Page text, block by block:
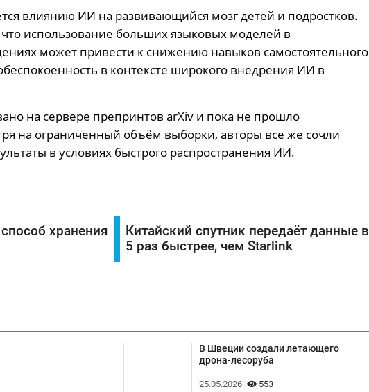
влиянию ИИ на развивающийся мозг детей и подростков.
использование больших языковых моделей в
может привести к снижению навыков самостоятельного
в контексте широкого внедрения ИИ в
на сервере препринтов arXiv и пока не прошло
на ограниченный объём выборки, авторы все же сочли
в условиях быстрого распространения ИИ.
хранения
Китайский спутник передаёт данные в
5 раз быстрее, чем Starlink
В Швеции создали летающего
дрона-лесоруба
25.05.2026 553